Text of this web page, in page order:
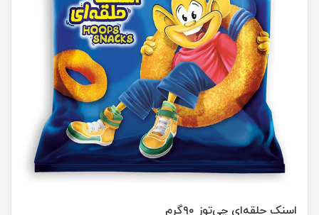
اسنک حلقه‌ای چی‌توز ۹۰گرم